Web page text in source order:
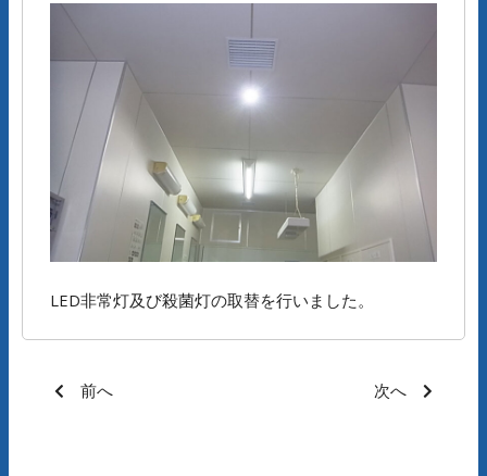
LED非常灯及び殺菌灯の取替を行いました。
前へ 次へ